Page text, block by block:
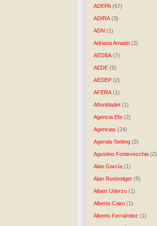
ADEPA (67)
ADIRA (3)
ADN (1)
Adriana Amado (2)
AEDBA (7)
AEDE (5)
AEDEP (2)
AFERA (1)
Aftonbladet (1)
Agencia Efe (2)
Agencias (24)
Agenda-Setting (2)
Agustino Fontevecchia (2)
Alan García (1)
Alan Rusbridger (5)
Albert Uderzo (1)
Alberto Cairo (1)
Alberto Fernández (1)